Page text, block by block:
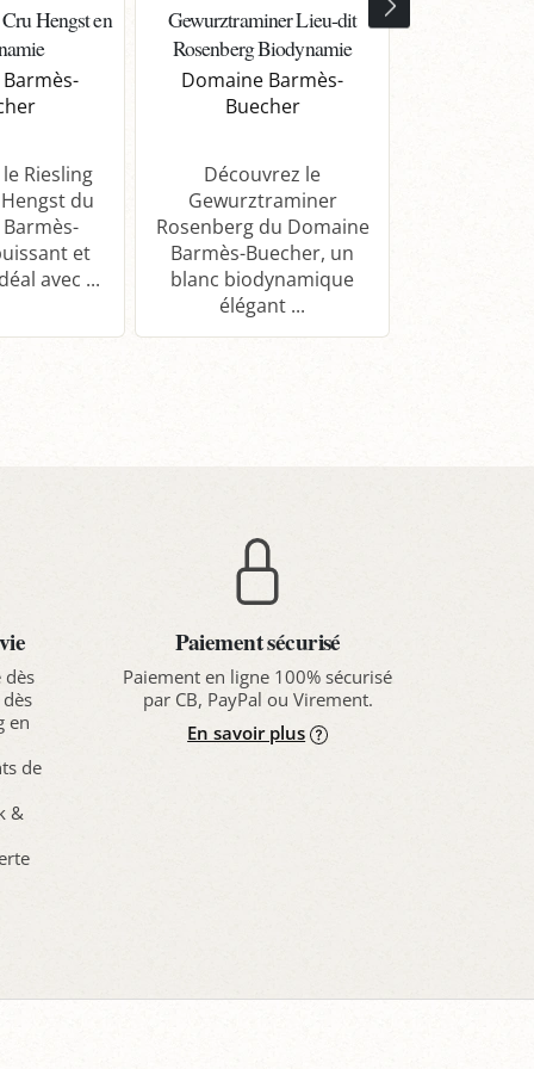
Hengst en
Riesling
du
et
avec ...
Gewurztraminer Lieu-dit
Rosenberg Biodynamie
Domaine Barmès-
Buecher
Découvrez le
Gewurztraminer
Rosenberg du Domaine
Barmès-Buecher, un
blanc biodynamique
élégant ...
dès
en
de
&
Paiement sécurisé
Paiement en ligne 100% sécurisé
par CB, PayPal ou Virement.
En savoir plus